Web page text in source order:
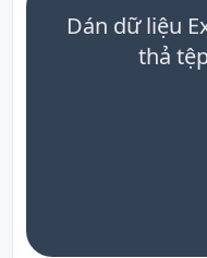
Dán dữ liệu
thả